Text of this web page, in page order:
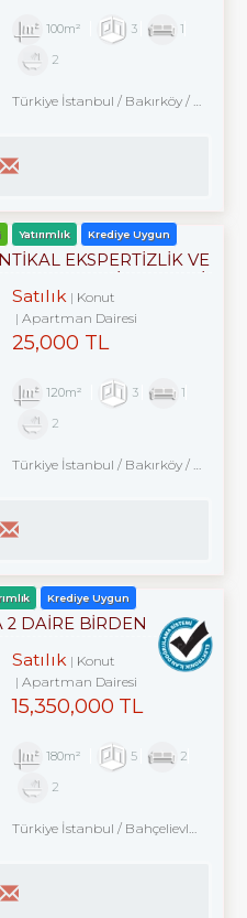
100m² 3
1
2
Türkiye İstanbul / Bakırköy/ Kartaltepe
Yatırımlık Krediye Uygun
EKSPERTİZLİK VE
Satılık
Konut
Apartman Dairesi
25,000 TL
120m² 3
1
2
Türkiye İstanbul / Bakırköy/ Kartaltepe
Krediye Uygun
2 DAİRE BİRDEN
Satılık
Konut
Apartman Dairesi
15,350,000 TL
180m² 5
2
2